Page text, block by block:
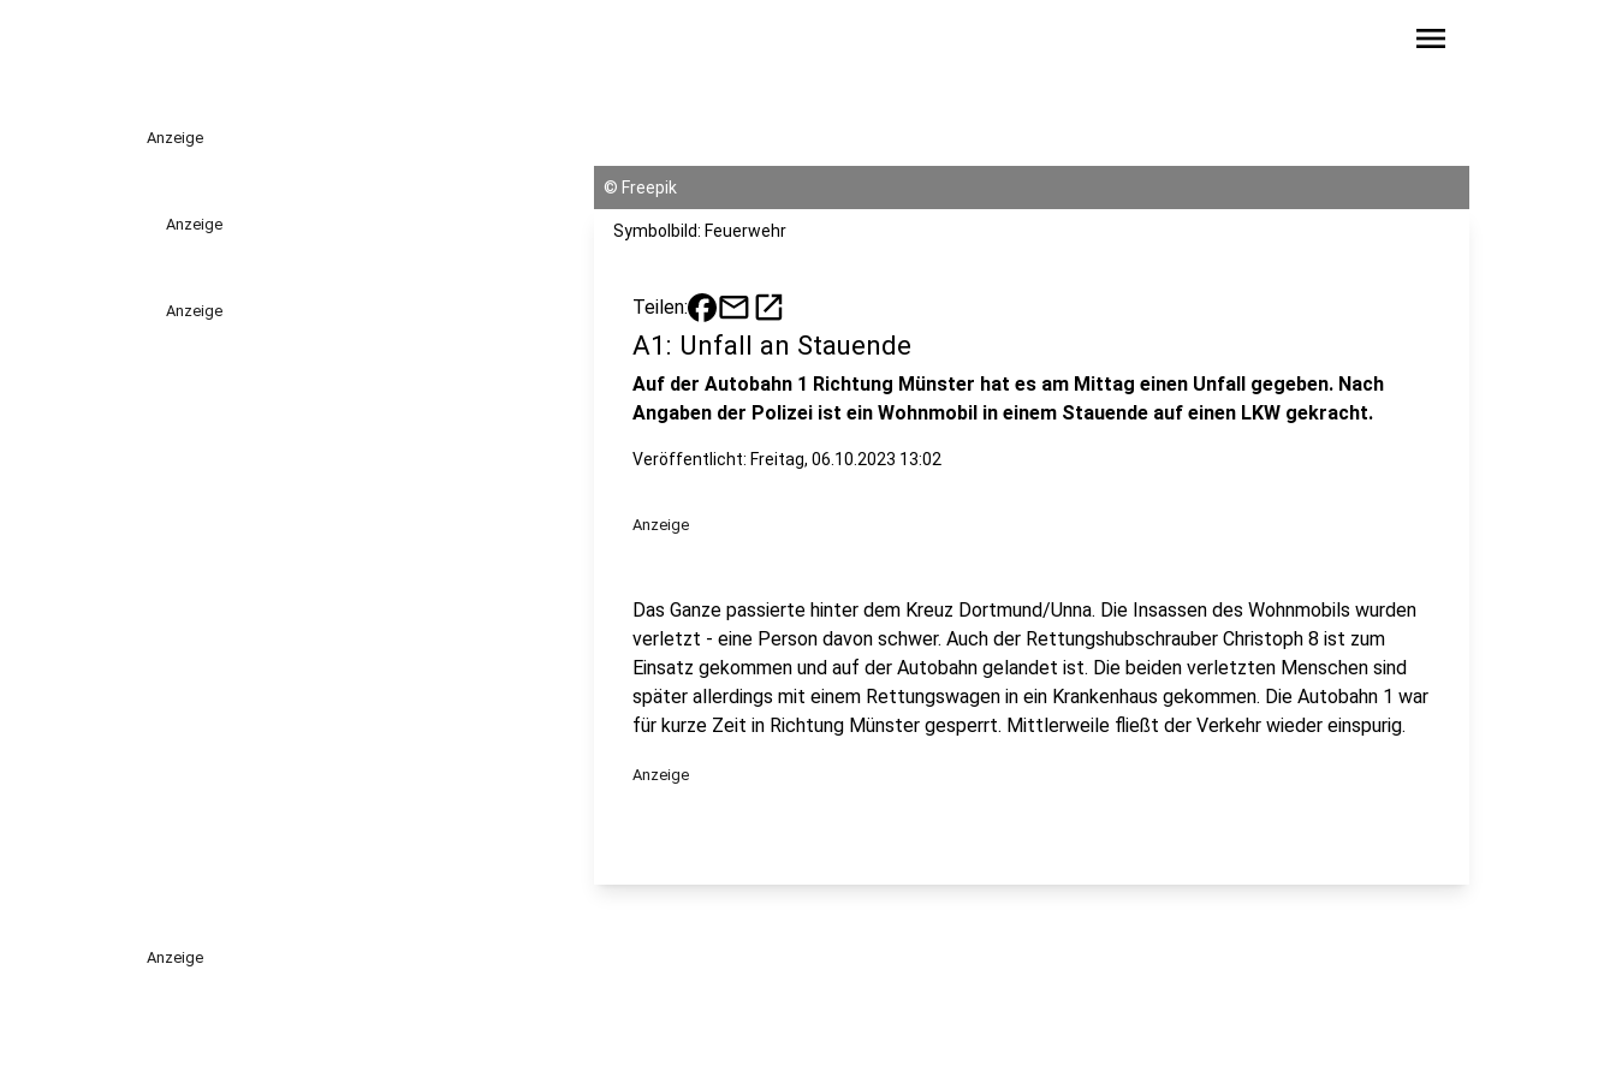
menu
Anzeige
Anzeige
Anzeige
© Freepik
Symbolbild: Feuerwehr
Teilen: mailopen_in_new
A1: Unfall an Stauende
Auf der Autobahn 1 Richtung Münster hat es am Mittag einen Unfall gegeben. Nach
Angaben der Polizei ist ein Wohnmobil in einem Stauende auf einen LKW gekracht.
Veröffentlicht: Freitag, 06.10.2023 13:02
Anzeige
Das Ganze passierte hinter dem Kreuz Dortmund/Unna. Die Insassen des Wohnmobils wurden
verletzt - eine Person davon schwer. Auch der Rettungshubschrauber Christoph 8 ist zum
Einsatz gekommen und auf der Autobahn gelandet ist. Die beiden verletzten Menschen sind
später allerdings mit einem Rettungswagen in ein Krankenhaus gekommen. Die Autobahn 1 war
für kurze Zeit in Richtung Münster gesperrt. Mittlerweile fließt der Verkehr wieder einspurig.
Anzeige
Anzeige